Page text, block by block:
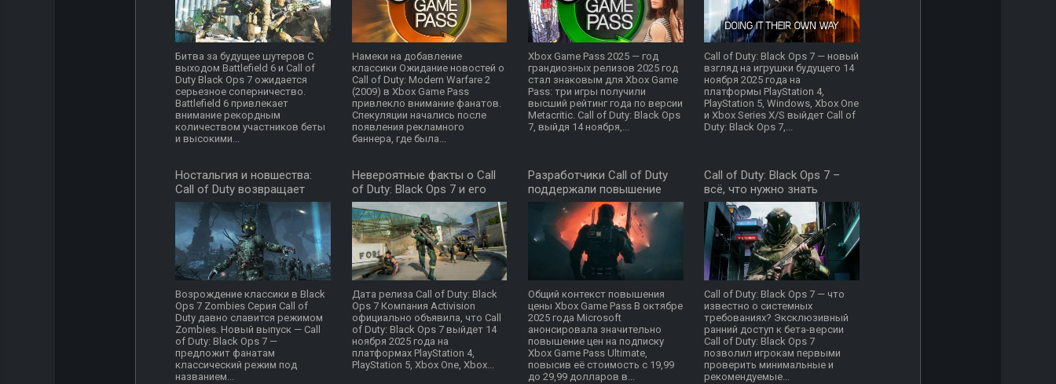
Битва за будущее шутеров С
выходом Battlefield 6 и Call of
Duty Black Ops 7 ожидается
серьезное соперничество.
Battlefield 6 привлекает
внимание рекордным
количеством участников беты
и высокими...
Намеки на добавление
классики Ожидание новостей о
Call of Duty: Modern Warfare 2
(2009) в Xbox Game Pass
привлекло внимание фанатов.
Спекуляции начались после
появления рекламного
баннера, где была...
Xbox Game Pass 2025 — год
грандиозных релизов 2025 год
стал знаковым для Xbox Game
Pass: три игры получили
высший рейтинг года по версии
Metacritic. Call of Duty: Black Ops
7, выйдя 14 ноября,...
Call of Duty: Black Ops 7 — новый
взгляд на игрушки будущего 14
ноября 2025 года на
платформы PlayStation 4,
PlayStation 5, Windows, Xbox One
и Xbox Series X/S выйдет Call of
Duty: Black Ops 7,...
Ностальгия и новшества:
Call of Duty возвращает
Zombies
Возрождение классики в Black
Ops 7 Zombies Серия Call of
Duty давно славится режимом
Zombies. Новый выпуск — Call
of Duty: Black Ops 7 —
предложит фанатам
классический режим под
названием...
Невероятные факты о Call
of Duty: Black Ops 7 и его
ценовой политике!
Дата релиза Call of Duty: Black
Ops 7 Компания Activision
официально объявила, что Call
of Duty: Black Ops 7 выйдет 14
ноября 2025 года на
платформах PlayStation 4,
PlayStation 5, Xbox One, Xbox...
Разработчики Call of Duty
поддержали повышение
цен на Xbox Game Pass
Общий контекст повышения
цены Xbox Game Pass В октябре
2025 года Microsoft
анонсировала значительно
повышение цен на подписку
Xbox Game Pass Ultimate,
повысив её стоимость с 19,99
до 29,99 долларов в...
Call of Duty: Black Ops 7 –
всё, что нужно знать
Call of Duty: Black Ops 7 — что
известно о системных
требованиях? Эксклюзивный
ранний доступ к бета-версии
Call of Duty: Black Ops 7
позволил игрокам первыми
проверить минимальные и
рекомендуемые...